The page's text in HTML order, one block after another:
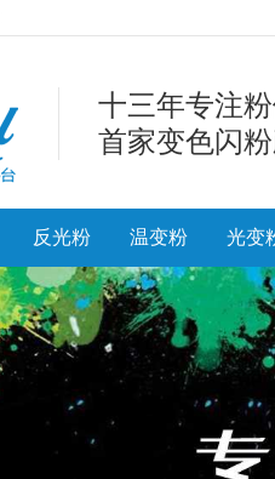
十三年专注
首家变色闪
反光粉 温变粉 光变